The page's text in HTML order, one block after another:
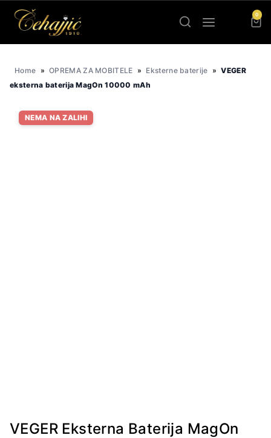
0
Home » OPREMA ZA MOBITELE » Eksterne baterije » VEGER
eksterna baterija MagOn 10000 mAh
NEMA NA ZALIHI
VEGER Eksterna Baterija MagOn